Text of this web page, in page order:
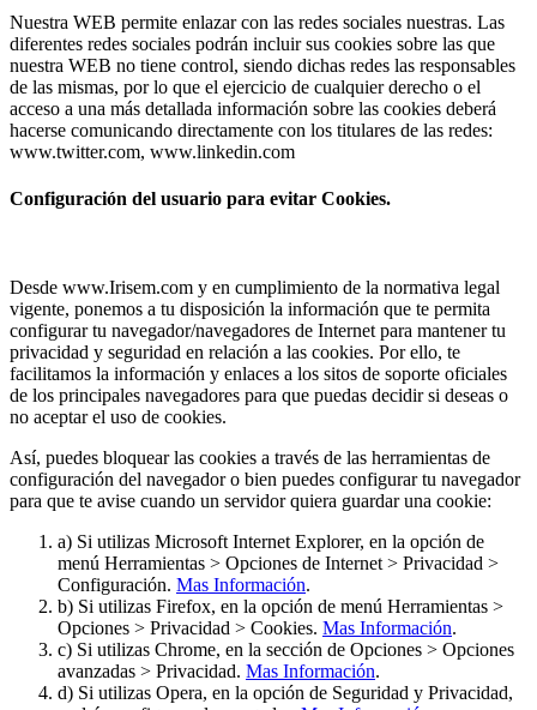
Nuestra WEB permite enlazar con las redes sociales nuestras. Las
diferentes redes sociales podrán incluir sus cookies sobre las que
nuestra WEB no tiene control, siendo dichas redes las responsables
de las mismas, por lo que el ejercicio de cualquier derecho o el
acceso a una más detallada información sobre las cookies deberá
hacerse comunicando directamente con los titulares de las redes:
www.twitter.com, www.linkedin.com
Configuración del usuario para evitar Cookies.
Desde www.Irisem.com y en cumplimiento de la normativa legal
vigente, ponemos a tu disposición la información que te permita
configurar tu navegador/navegadores de Internet para mantener tu
privacidad y seguridad en relación a las cookies. Por ello, te
facilitamos la información y enlaces a los sitos de soporte oficiales
de los principales navegadores para que puedas decidir si deseas o
no aceptar el uso de cookies.
Así, puedes bloquear las cookies a través de las herramientas de
configuración del navegador o bien puedes configurar tu navegador
para que te avise cuando un servidor quiera guardar una cookie:
a) Si utilizas Microsoft Internet Explorer, en la opción de
menú Herramientas > Opciones de Internet > Privacidad >
Configuración. Mas Información.
b) Si utilizas Firefox, en la opción de menú Herramientas >
Opciones > Privacidad > Cookies. Mas Información.
c) Si utilizas Chrome, en la sección de Opciones > Opciones
avanzadas > Privacidad. Mas Información.
d) Si utilizas Opera, en la opción de Seguridad y Privacidad,